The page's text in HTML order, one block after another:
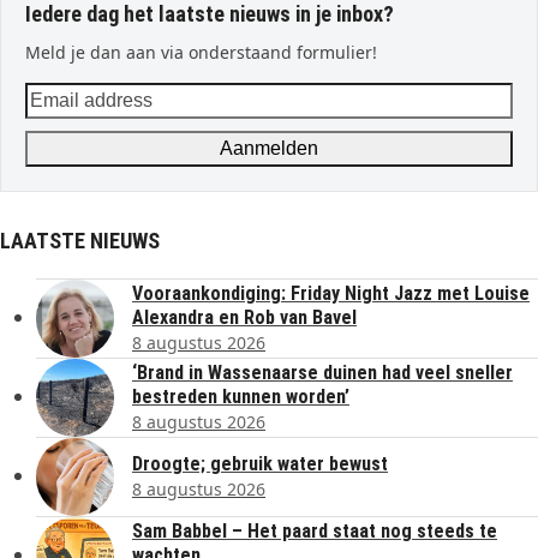
Iedere dag het laatste nieuws in je inbox?
Meld je dan aan via onderstaand formulier!
Email
address
Aanmelden
LAATSTE NIEUWS
Vooraankondiging: Friday Night Jazz met Louise
Alexandra en Rob van Bavel
8 augustus 2026
‘Brand in Wassenaarse duinen had veel sneller
bestreden kunnen worden’
8 augustus 2026
Droogte; gebruik water bewust
8 augustus 2026
Sam Babbel – Het paard staat nog steeds te